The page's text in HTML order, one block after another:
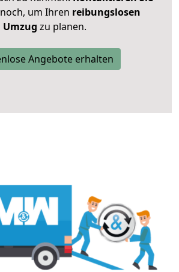
um Ihren reibungslosen
Umzug zu planen.
Angebote erhalten